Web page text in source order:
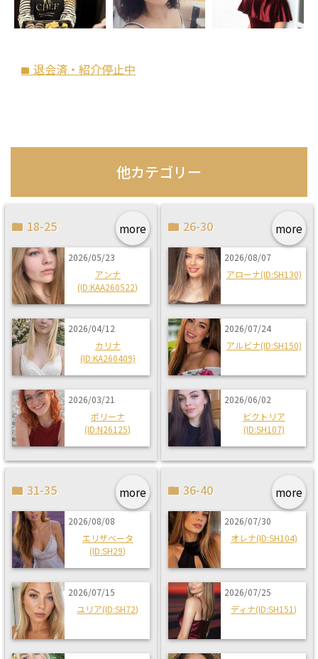
folder 退会済・紹介停止中
他カテゴリー
more
18-25
2026/05/23
アンナ
(ID:KAA260522)
2026/04/12
カリナ
(ID:KA260409)
2026/03/21
ポリーナ
(ID:N26125)
more
26-30
2026/08/07
アローナ(ID:SH130)
2026/07/24
アルビナ(ID:SH150)
2026/06/02
ビクトリア
(ID:SH107)
more
31-35
2026/08/08
エリザベータ
(ID:SH29)
2026/07/15
ユリア(ID:SH72)
more
36-40
2026/07/30
オレナ(ID:SH104)
2026/07/25
ディナ(ID:SH151)